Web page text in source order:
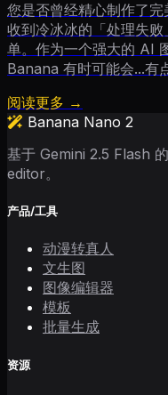
您是否曾经精心制作了
收到冷冰冰的「处理失
单。作为一个强大的 AI
Banana 有时可能会...有
阅读更多 →
Banana Nano 2
基于 Gemini 2.5 Flash
editor。
产品/工具
动漫转真人
文生图
图像编辑器
模板
批量生成
资源